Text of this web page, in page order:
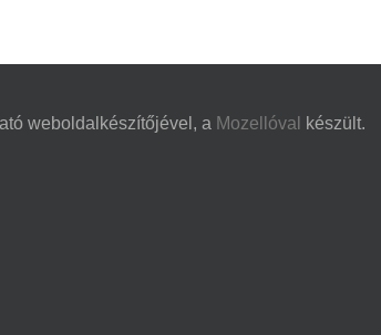
weboldalkészítőjével, a Mozellóval készült.